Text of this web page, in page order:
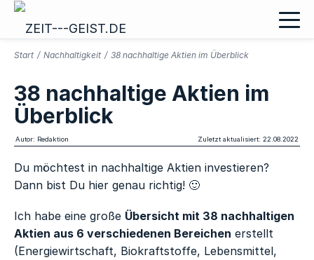
Start / Nachhaltigkeit / 38 nachhaltige Aktien im Überblick
38 nachhaltige Aktien im
Überblick
Autor: Redaktion Zuletzt aktualisiert: 22.08.2022
Du möchtest in nachhaltige Aktien investieren?
Dann bist Du hier genau richtig! 🙂
Ich habe eine große Übersicht mit 38 nachhaltigen
Aktien aus 6 verschiedenen Bereichen erstellt
(Energiewirtschaft, Biokraftstoffe, Lebensmittel,